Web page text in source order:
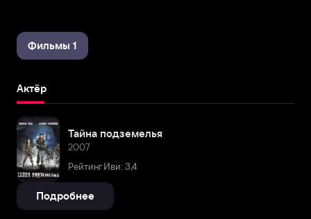
Фильмы 1
Актёр
Тайна подземелья
2007
Рейтинг Иви: 3,4
Подробнее